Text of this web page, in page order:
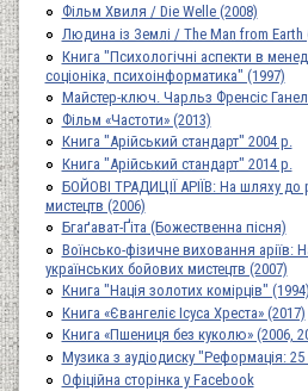
Фільм Хвиля / Die Welle (2008)
Людина із Землі / The Man from Earth
Книга "Психологічні аспекти в
соціоніка, психоінформатика" (1997)
Майстер-ключ. Чарльз Френсіс
Фільм «Частоти» (2013)
Книга "Арійський стандарт" 2004 р.
Книга "Арійський стандарт" 2014 р.
БОЙОВІ ТРАДИЦІЇ АРІЇВ: На шляху до
мистецтв (2006)
Бгаґават-Ґіта (Божественна пісня)
Воїнсько-фізичне виховання аріїв:
українських бойових мистецтв (2007)
Книга "Нація золотих комірців" (1994)
Книга «Євангеліє Ісуса Хреста» (2017)
Книга «Пшениця без куколю» (2006,
Музика з аудіодиску "Реформація: 25
Офіційна сторінка у Facebook